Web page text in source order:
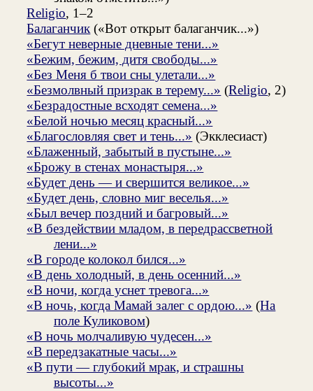
Religio, 1–2
Балаганчик («Вот открыт балаганчик...»)
«Бегут неверные дневные тени...»
«Бежим, бежим, дитя свободы...»
«Без Меня б твои сны улетали...»
«Безмолвный призрак в терему...» (Religio, 2)
«Безрадостные всходят семена...»
«Белой ночью месяц красный...»
«Благословляя свет и тень...» (Экклесиаст)
«Блаженный, забытый в пустыне...»
«Брожу в стенах монастыря...»
«Будет день — и свершится великое...»
«Будет день, словно миг веселья...»
«Был вечер поздний и багровый...»
«В бездействии младом, в передрассветной
лени...»
«В городе колокол бился...»
«В день холодный, в день осенний...»
«В ночи, когда уснет тревога...»
«В ночь, когда Мамай залег с ордою...» (На
поле Куликовом)
«В ночь молчаливую чудесен...»
«В передзакатные часы...»
«В пути — глубокий мрак, и страшны
высоты...»